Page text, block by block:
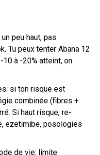
peu haut, pas
Tu peux tenter Abana 12
à -20% atteint, on
si ton risque est
combinée (fibres +
Si haut risque, re-
ezetimibe, posologies
de vie: limite